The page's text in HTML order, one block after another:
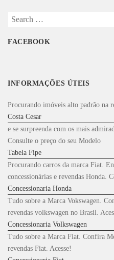
Search
FACEBOOK
INFORMAÇÕES ÚTEIS
Procurando imóveis alto padrão na
Costa Cesar
e se surpreenda com os mais
Consulte o preço do seu Modelo
Tabela Fipe
Procurando carros da marca Fiat.
concessionárias e revendas Honda.
Concessionaria Honda
Tudo sobre a Marca Vokswagen.
revendas volkswagen no Brasil.
Concessionaria Volkswagen
Tudo sobre a Marca Fiat. Confira
revendas Fiat. Acesse!